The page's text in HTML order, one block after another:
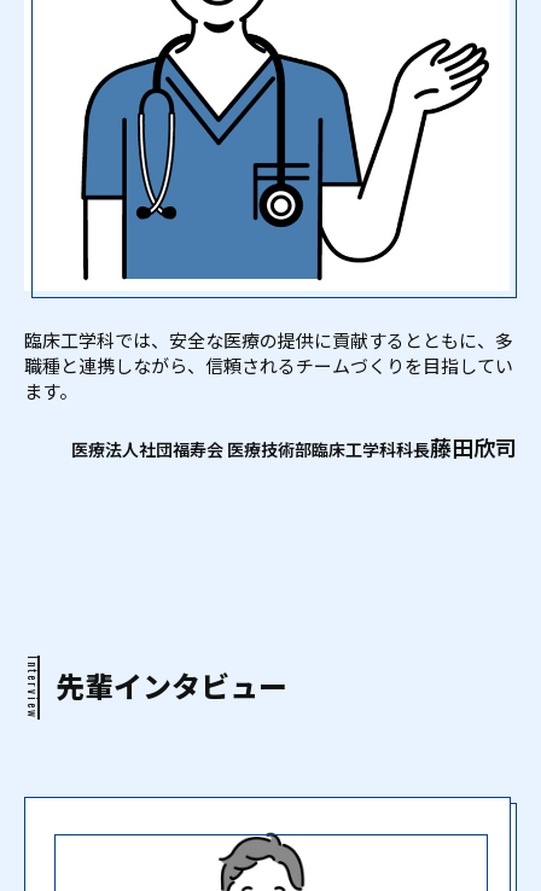
臨床工学科では、安全な医療の提供に貢献するとともに、多
職種と連携しながら、信頼されるチームづくりを目指してい
ます。
医療法人社団福寿会 医療技術部臨床工学科科長藤田欣司
Interview 先輩インタビュー